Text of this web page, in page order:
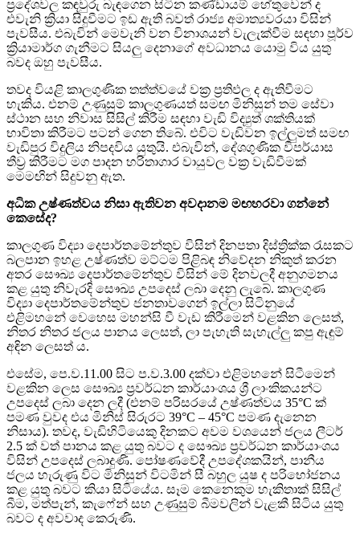
ප්‍රදේශවල කඳවුරු බැඳගෙන සිටින කණ්ඩායම් හේතුවෙන් ද
එවැනි ක්‍රියා සිදුවීමට ඉඩ ඇති බවත් රාජ්‍ය අමාත්‍යවරයා විසින්
පැවසීය. එබැවින් මෙවැනි වන විනාශයන් වැලැක්වීම සඳහා පූර්ව
ක්‍රියාමාර්ග ගැනීමට සියලු දෙනාගේ අවධානය යොමු විය යුතු
බවද ඔහු පැවසීය.
තවද වියළි කාලගුණික තත්ත්වයේ වක්‍ර ප්‍රතිඵල ද ඇතිවීමට
හැකිය. එනම් උණුසුම් කාලගුණයත් සමඟ මිනිසුන් තම සේවා
ස්ථාන සහ නිවාස සිසිල් කිරීම සඳහා වැඩි විද්‍යුත් ශක්තියක්
භාවිතා කිරීමට පටන් ගෙන තිබේ. එවිට වැඩිවන ඉල්ලුමත් සමඟ
වැඩිපුර විදුලිය නිපදවිය යුතුයි. එබැවින්, දේශගුණික විපර්යාස
තීව්‍ර කිරීමට මග පාදන හරිතාගාර වායුවල වක්‍ර වැඩිවීමක්
මෙමඟින් සිදුවනු ඇත.
අධික උෂ්ණත්වය නිසා ඇතිවන අවදානම මඟහරවා ගන්නේ
කෙසේද?
කාලගුණ විද්‍යා දෙපාර්තමේන්තුව විසින් දිනපතා දිස්ත්‍රික්ක රැසකට
බලපාන ඉහළ උෂ්ණත්ව මට්ටම පිළිබඳ නිවේදන නිකුත් කරන
අතර සෞඛ්‍ය දෙපාර්තමේන්තුව විසින් මේ දිනවලදී අනුගමනය
කළ යුතු නිවැරදි සෞඛ්‍ය උපදෙස් ලබා දෙනු ලැබේ. කාලගුණ
විද්‍යා දෙපාර්තමේන්තුව ජනතාවගෙන් ඉල්ලා සිටිනුයේ
එළිමහනේ වෙහෙස මහන්සි වී වැඩ කිරීමෙන් වළකින ලෙසත්,
නිතර නිතර ජලය පානය ලෙසත්, ලා පැහැති සැහැල්ලු කපු ඇඳුම්
අඳින ලෙසත් ය.
එසේම, පෙ.ව.11.00 සිට ප.ව.3.00 දක්වා එළිමහනේ සිටීමෙන්
වළකින ලෙස සෞඛ්‍ය ප්‍රවර්ධන කාර්යාංශය ශ්‍රී ලාංකිකයන්ට
උපදෙස් ලබා දෙන ලදී (එනම් පරිසරයේ උෂ්ණත්වය 35°C ක්
පමණ වුවද එය මිනිස් සිරුරට 39°C – 45°C පමණ දැනෙන
නිසාය). තවද, වැඩිහිටියෙකු දිනකට අවම වශයෙන් ජලය ලීටර්
2.5 ක් වත් පානය කළ යුතු බවට ද සෞඛ්‍ය ප්‍රවර්ධන කාර්යාංශය
විසින් උපදෙස් ලබාදුණි. පෝෂණවේදී උපදේශකයින්, පානීය
ජලය හැරුණු විට මිනිසුන් විටමින් සී බහුල යුෂ ද පරිභෝජනය
කළ යුතු බවට කියා සිටියේය. සෑම කෙනෙකුම හැකිතාක් සිසිල්
බීම, මත්පැන්, කැෆේන් සහ උණුසුම් බීමවලින් වැළකී සිටිය යුතු
බවට ද අවවාද කෙරුණි.